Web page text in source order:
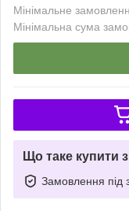
Мінімальне
Мінімальна сума
Що таке купити
Замовлення під